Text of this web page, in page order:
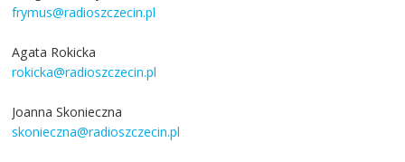
frymus@radioszczecin.pl
Agata Rokicka
rokicka@radioszczecin.pl
Joanna Skonieczna
skonieczna@radioszczecin.pl